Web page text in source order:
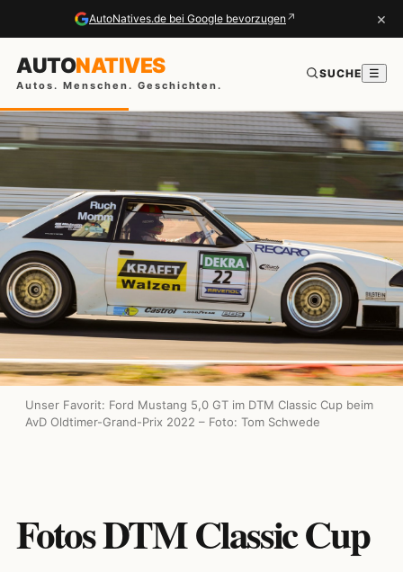
AutoNatives.de bei Google bevorzugen ↗ ×
AUTONATIVES
Autos. Menschen. Geschichten.
SUCHE ☰
Unser Favorit: Ford Mustang 5,0 GT im DTM Classic Cup beim
AvD Oldtimer-Grand-Prix 2022 – Foto: Tom Schwede
Fotos DTM Classic Cup